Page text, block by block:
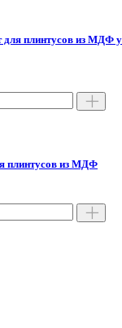
плинтусов из МДФ
плинтусов из МДФ